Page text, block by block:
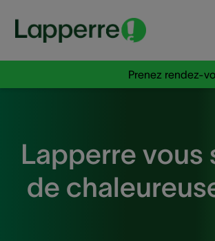
Prenez rendez-
Lapperre vous
de